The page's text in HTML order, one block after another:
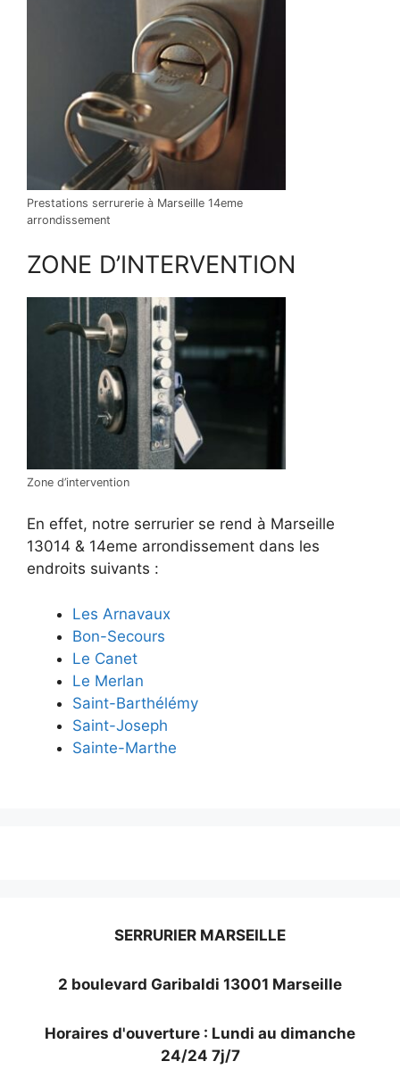
Prestations serrurerie à Marseille 14eme
arrondissement
ZONE D’INTERVENTION
Zone d’intervention
En effet, notre serrurier se rend à Marseille
13014 & 14eme arrondissement dans les
endroits suivants :
Les Arnavaux
Bon-Secours
Le Canet
Le Merlan
Saint-Barthélémy
Saint-Joseph
Sainte-Marthe
SERRURIER MARSEILLE
2 boulevard Garibaldi 13001 Marseille
Horaires d'ouverture : Lundi au dimanche
24/24 7j/7